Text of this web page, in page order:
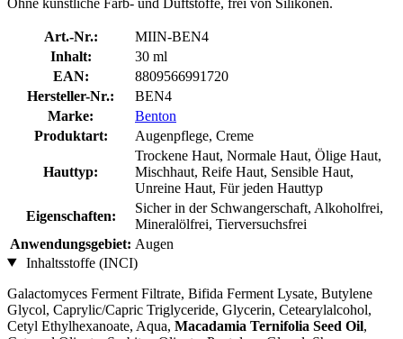
Art.-Nr.:
MIIN-BEN4
Inhalt:
30 ml
EAN:
8809566991720
Hersteller-Nr.:
BEN4
Marke:
Benton
Produktart:
Augenpflege, Creme
Hauttyp:
Trockene Haut, Normale Haut, Ölige Haut,
Mischhaut, Reife Haut, Sensible Haut,
Unreine Haut, Für jeden Hauttyp
Eigenschaften:
Sicher in der Schwangerschaft, Alkoholfrei,
Mineralölfrei, Tierversuchsfrei
Anwendungsgebiet: Augen
Inhaltsstoffe (INCI)
Galactomyces Ferment Filtrate, Bifida Ferment Lysate, Butylene
Glycol, Caprylic/Capric Triglyceride, Glycerin, Cetearylalcohol,
Cetyl Ethylhexanoate, Aqua, Macadamia Ternifolia Seed Oil,